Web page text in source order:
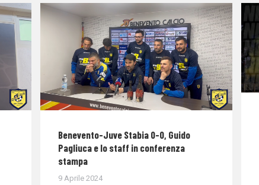
Benevento-Juve Stabia 0-0, Guido
Pagliuca e lo staff in conferenza
stampa
9 Aprile 2024